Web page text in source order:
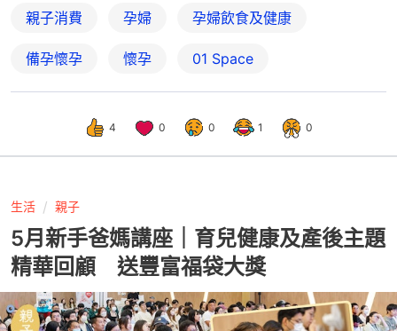
親子消費 孕婦 孕婦飲食及健康
備孕懷孕 懷孕 01 Space
4 0 0 1 0
生活 親子
5月新手爸媽講座｜育兒健康及產後主題
精華回顧 送豐富福袋大獎